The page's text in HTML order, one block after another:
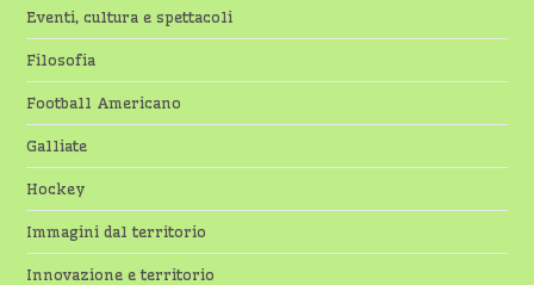
Eventi, cultura e spettacoli
Filosofia
Football Americano
Galliate
Hockey
Immagini dal territorio
Innovazione e territorio